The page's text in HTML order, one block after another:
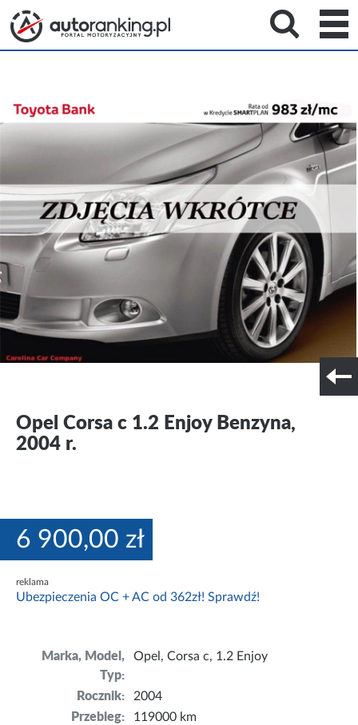
Opel Corsa c 1.2 Enjoy Benzyna,
2004 r.
6 900,00 zł
reklama
Ubezpieczenia OC + AC od 362zł! Sprawdź!
Marka, Model,
Typ:
Opel, Corsa c, 1.2 Enjoy
Rocznik:
2004
Przebieg:
119000 km